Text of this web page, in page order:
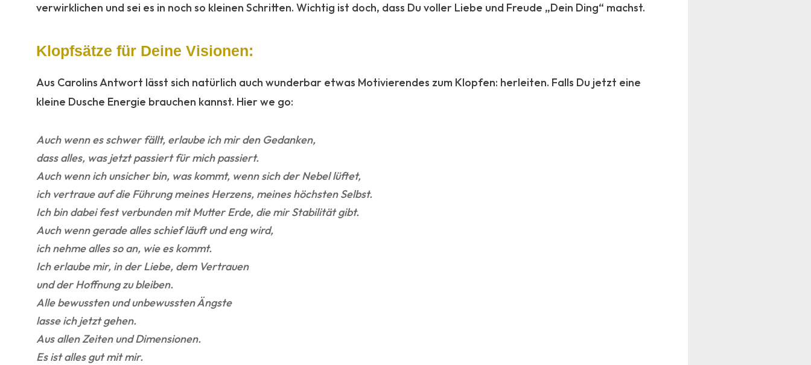
verwirklichen und sei es in noch so kleinen Schritten. Wichtig ist doch, dass Du voller Liebe und Freude „Dein Ding“ machst.
Klopfsätze für Deine Visionen:
Aus Carolins Antwort lässt sich natürlich auch wunderbar etwas Motivierendes zum Klopfen: herleiten. Falls Du jetzt eine
kleine Dusche Energie brauchen kannst. Hier we go:
Auch wenn es schwer fällt, erlaube ich mir den Gedanken,
dass alles, was jetzt passiert für mich passiert.
Auch wenn ich unsicher bin, was kommt, wenn sich der Nebel lüftet,
ich vertraue auf die Führung meines Herzens, meines höchsten Selbst.
Ich bin dabei fest verbunden mit Mutter Erde, die mir Stabilität gibt.
Auch wenn gerade alles schief läuft und eng wird,
ich nehme alles so an, wie es kommt.
Ich erlaube mir, in der Liebe, dem Vertrauen
und der Hoffnung zu bleiben.
Alle bewussten und unbewussten Ängste
lasse ich jetzt gehen.
Aus allen Zeiten und Dimensionen.
Es ist alles gut mit mir.